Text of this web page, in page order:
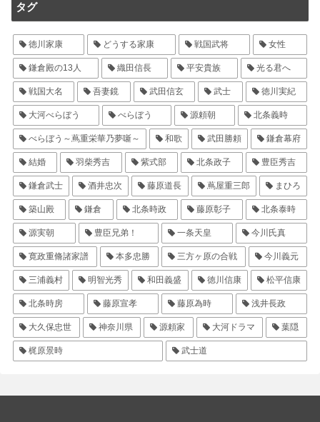
タグ
徳川家康 どうする家康 戦国武将 女性
鎌倉殿の13人 織田信長 平安貴族 光る君へ
戦国大名 吾妻鏡 武田信玄 武士 徳川実紀
大河べらぼう べらぼう 源頼朝 北条義時
べらぼう～蔦重栄華乃夢噺～ 和歌 武田勝頼 鎌倉幕府
結婚 羽柴秀吉 紫式部 北条政子 豊臣秀吉
鎌倉武士 酒井忠次 藤原道長 蔦屋重三郎 まひろ
築山殿 鎌倉 北条時政 藤原彰子 北条泰時
源実朝 豊臣兄弟！ 一条天皇 今川氏真
寛政重脩諸家譜 本多忠勝 三方ヶ原の合戦 今川義元
三浦義村 明智光秀 和田義盛 徳川信康 松平信康
北条時房 藤原宣孝 藤原為時 浅井長政
大久保忠世 神奈川県 源頼家 大河ドラマ 葉隠
梶原景時 武士道